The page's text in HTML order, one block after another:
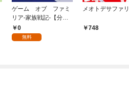
ゲーム オブ ファミ
リア-家族戦記-【分冊
版】 1
0
無料
メオトデサファ
748